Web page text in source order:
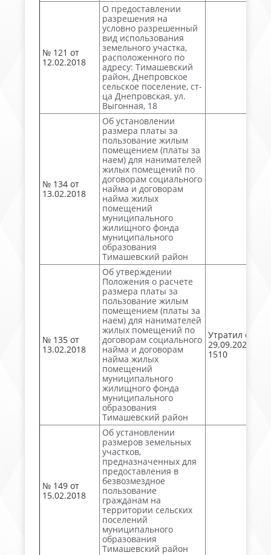
№ 121 от
12.02.2018
О предоставлении
разрешения на
условно разрешенный
вид использования
земельного участка,
расположенного по
адресу: Тимашевский
район, Днепровское
сельское поселение, ст-
ца Днепровская, ул.
Выгонная, 18
№ 134 от
13.02.2018
Об установлении
размера платы за
пользование жилым
помещением (платы за
наем) для нанимателей
жилых помещений по
договорам социального
найма и договорам
найма жилых
помещений
муниципального
жилищного фонда
муниципального
образования
Тимашевский район
№ 135 от
13.02.2018
Об утверждении
Положения о расчете
размера платы за
пользование жилым
помещением (платы за
наем) для нанимателей
жилых помещений по
договорам социального
найма и договорам
найма жилых
помещений
муниципального
жилищного фонда
муниципального
образования
Тимашевский район
Утратил силу
29.09.2023 №
1510
№ 149 от
15.02.2018
Об установлении
размеров земельных
участков,
предназначенных для
предоставления в
безвозмездное
пользование
гражданам на
территории сельских
поселений
муниципального
образования
Тимашевский район